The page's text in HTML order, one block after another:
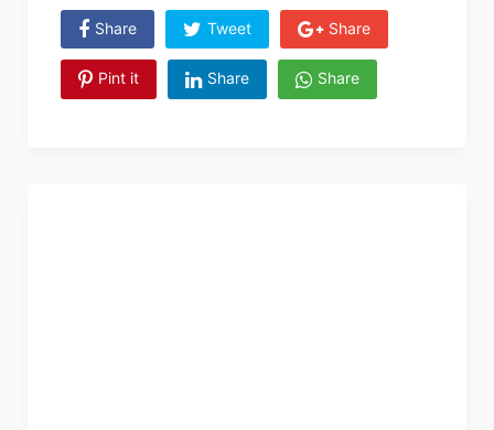
Share Tweet Share
Pint it Share Share